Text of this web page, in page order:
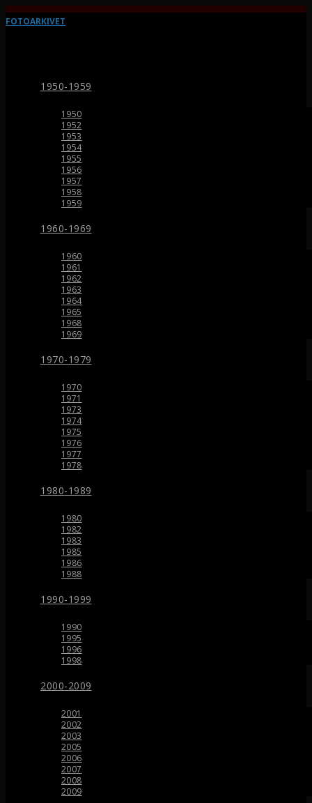
FOTOARKIVET
1950-1959
1950
1952
1953
1954
1955
1956
1957
1958
1959
1960-1969
1960
1961
1962
1963
1964
1965
1968
1969
1970-1979
1970
1971
1973
1974
1975
1976
1977
1978
1980-1989
1980
1982
1983
1985
1986
1988
1990-1999
1990
1995
1996
1998
2000-2009
2001
2002
2003
2005
2006
2007
2008
2009